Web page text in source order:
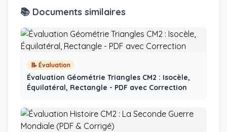
📚 Documents similaires
📝 Évaluation
Évaluation Géométrie Triangles CM2 : Isocèle,
Équilatéral, Rectangle - PDF avec Correction